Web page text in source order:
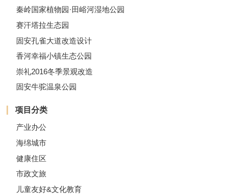
秦岭国家植物园·田峪河湿地公园
赛汗塔拉生态园
固安孔雀大道改造设计
香河幸福小镇生态公园
崇礼2016冬季景观改造
固安牛驼温泉公园
项目分类
产业办公
海绵城市
健康住区
市政文旅
儿童友好&文化教育